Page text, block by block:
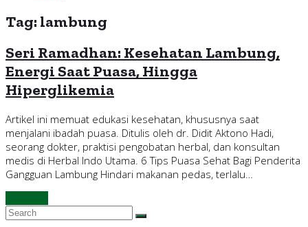
Tag: lambung
Seri Ramadhan: Kesehatan Lambung,
Energi Saat Puasa, Hingga
Hiperglikemia
Artikel ini memuat edukasi kesehatan, khususnya saat
menjalani ibadah puasa. Ditulis oleh dr. Didit Aktono Hadi,
seorang dokter, praktisi pengobatan herbal, dan konsultan
medis di Herbal Indo Utama. 6 Tips Puasa Sehat Bagi Penderita
Gangguan Lambung Hindari makanan pedas, terlalu…